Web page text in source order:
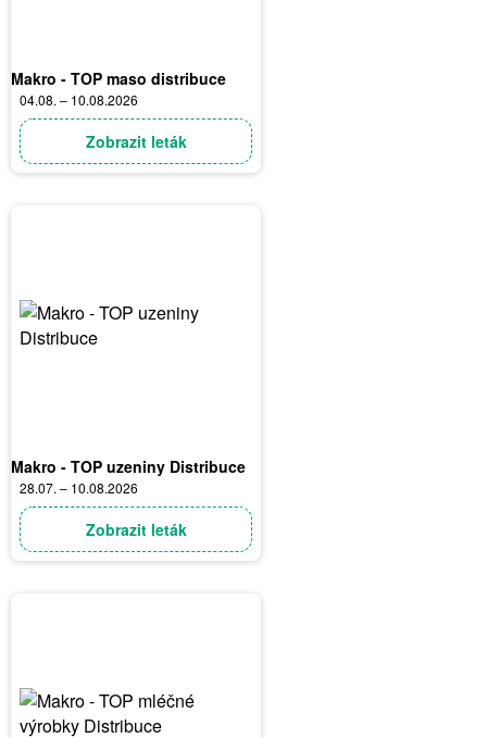
Makro - TOP maso distribuce
04.08. – 10.08.2026
Zobrazit leták
Makro - TOP uzeniny Distribuce
28.07. – 10.08.2026
Zobrazit leták